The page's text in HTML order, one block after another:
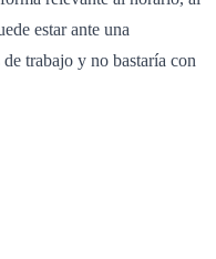
estar ante una
trabajo y no bastaría con